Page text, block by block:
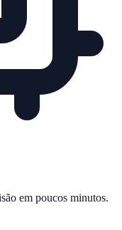
em poucos minutos.